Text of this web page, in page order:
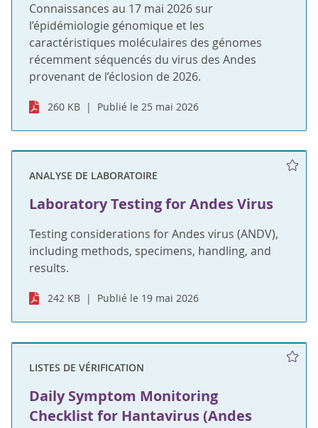
Connaissances au 17 mai 2026 sur
l’épidémiologie génomique et les
caractéristiques moléculaires des génomes
récemment séquencés du virus des Andes
provenant de l’éclosion de 2026.
260 KB Publié le 25 mai 2026
ANALYSE DE LABORATOIRE
Laboratory Testing for Andes Virus
Testing considerations for Andes virus (ANDV),
including methods, specimens, handling, and
results.
242 KB Publié le 19 mai 2026
LISTES DE VÉRIFICATION
Daily Symptom Monitoring
Checklist for Hantavirus (Andes